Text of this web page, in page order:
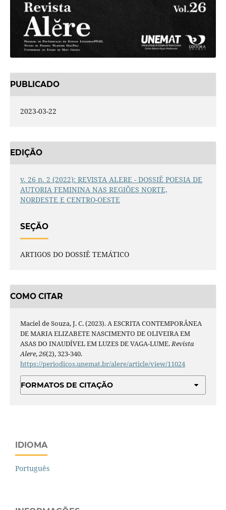
PUBLICADO
2023-03-22
EDIÇÃO
v. 26 n. 2 (2022): REVISTA ALERE - DOSSIÊ POESIA DE
AUTORIA FEMININA NAS REGIÕES NORTE,
NORDESTE E CENTRO-OESTE
SEÇÃO
ARTIGOS DO DOSSIÊ TEMÁTICO
COMO CITAR
Maciel de Souza, J. C. (2023). A ESCRITA CONTEMPORÂNEA
DE MARIA ELIZABETE NASCIMENTO DE OLIVEIRA EM
ASAS DO INAUDÍVEL EM LUZES DE VAGA-LUME.Revista
Alere,26(2), 323-340.
https://periodicos.unemat.br/alere/article/view/11024
FORMATOS DE CITAÇÃO
IDIOMA
Português